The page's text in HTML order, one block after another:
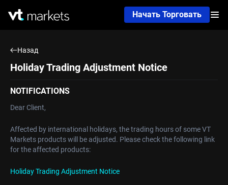
Начать Торговать
Назад
Holiday Trading Adjustment Notice
NOTIFICATIONS
Dear Client,
Affected by international holidays, the trading hours of some VT
Markets products will be adjusted. Please check the following link
for the affected products:
Holiday Trading Adjustment Notice